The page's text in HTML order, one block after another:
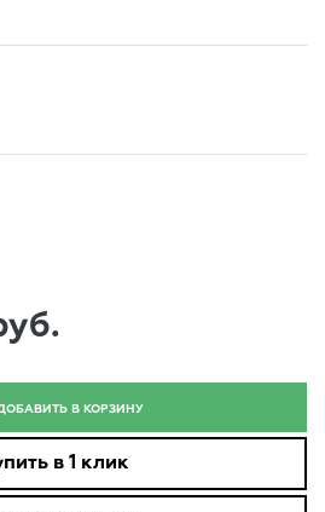
В КОРЗИНУ
в 1 клик